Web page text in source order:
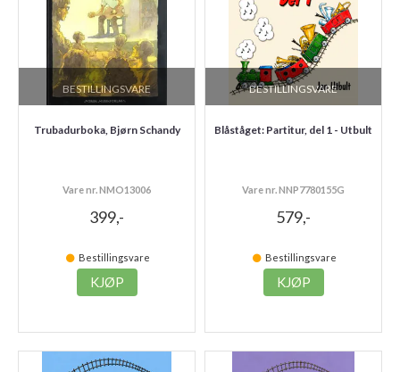
BESTILLINGSVARE
Trubadurboka, Bjørn Schandy
Vare nr. NMO13006
399,-
Bestillingsvare
KJØP
BESTILLINGSVARE
Blåståget: Partitur, del 1 - Utbult
Vare nr. NNP7780155G
579,-
Bestillingsvare
KJØP